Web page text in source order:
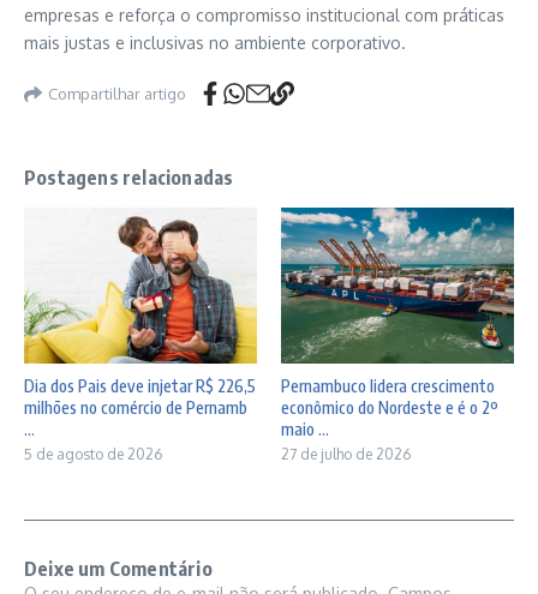
empresas e reforça o compromisso institucional com práticas
mais justas e inclusivas no ambiente corporativo.
Compartilhar artigo
Postagens relacionadas
Dia dos Pais deve injetar R$ 226,5
milhões no comércio de Pernamb
...
5 de agosto de 2026
Pernambuco lidera crescimento
econômico do Nordeste e é o 2º
maio ...
27 de julho de 2026
Deixe um Comentário